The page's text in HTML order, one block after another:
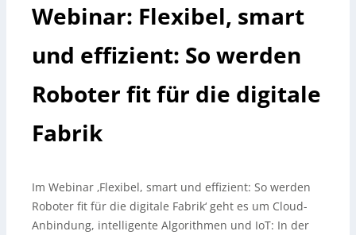
Webinar: Flexibel, smart
und effizient: So werden
Roboter fit für die digitale
Fabrik
Im Webinar ‚Flexibel, smart und effizient: So werden
Roboter fit für die digitale Fabrik‘ geht es um Cloud-
Anbindung, intelligente Algorithmen und IoT: In der